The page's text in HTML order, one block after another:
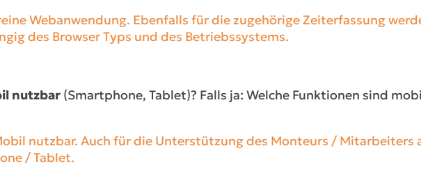
Webanwendung. Ebenfalls für die zugehörige Zeiterfassung
des Browser Typs und des Betriebssystems.
nutzbar(Smartphone, Tablet)? Falls ja: Welche Funktionen sind
nutzbar. Auch für die Unterstützung des Monteurs / Mitarbeiters
/ Tablet.